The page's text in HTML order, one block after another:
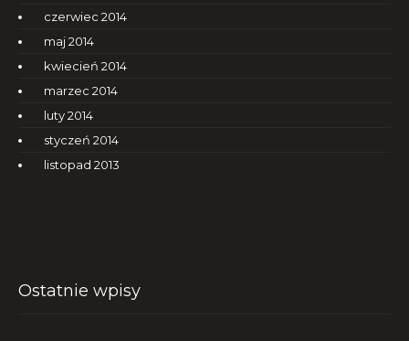
czerwiec 2014
maj 2014
kwiecień 2014
marzec 2014
luty 2014
styczeń 2014
listopad 2013
Ostatnie wpisy